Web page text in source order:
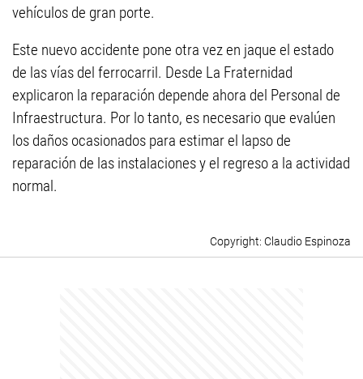
vehículos de gran porte.
Este nuevo accidente pone otra vez en jaque el estado
de las vías del ferrocarril. Desde La Fraternidad
explicaron la reparación depende ahora del Personal de
Infraestructura. Por lo tanto, es necesario que evalúen
los daños ocasionados para estimar el lapso de
reparación de las instalaciones y el regreso a la actividad
normal.
Claudio Espinoza